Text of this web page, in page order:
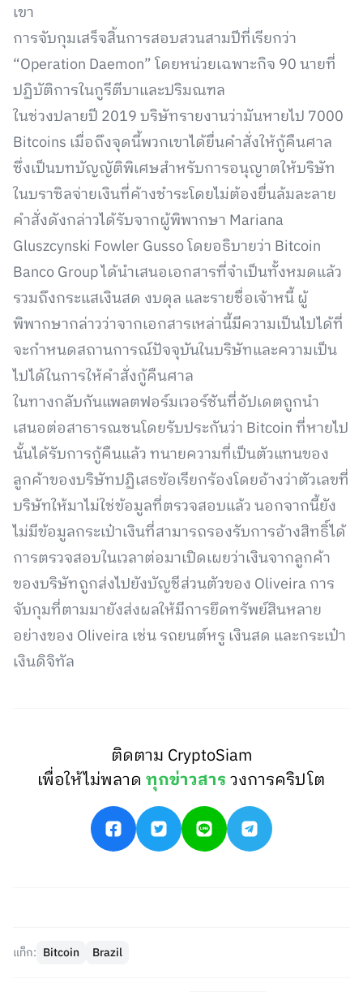
เขา
การจับกุมเสร็จสิ้นการสอบสวนสามปีที่เรียกว่า
“Operation Daemon” โดยหน่วยเฉพาะกิจ 90 นายที่
ปฏิบัติการในกูรีตีบาและปริมณฑล
ในช่วงปลายปี 2019 บริษัทรายงานว่ามันหายไป 7000
Bitcoins เมื่อถึงจุดนี้พวกเขาได้ยื่นคำสั่งให้กู้คืนศาล
ซึ่งเป็นบทบัญญัติพิเศษสำหรับการอนุญาตให้บริษัท
ในบราซิลจ่ายเงินที่ค้างชำระโดยไม่ต้องยื่นล้มละลาย
คำสั่งดังกล่าวได้รับจากผู้พิพากษา Mariana
Gluszcynski Fowler Gusso โดยอธิบายว่า Bitcoin
Banco Group ได้นำเสนอเอกสารที่จำเป็นทั้งหมดแล้ว
รวมถึงกระแสเงินสด งบดุล และรายชื่อเจ้าหนี้ ผู้
พิพากษากล่าวว่าจากเอกสารเหล่านี้มีความเป็นไปได้ที่
จะกำหนดสถานการณ์ปัจจุบันในบริษัทและความเป็น
ไปได้ในการให้คำสั่งกู้คืนศาล
ในทางกลับกันแพลตฟอร์มเวอร์ชันที่อัปเดตถูกนำ
เสนอต่อสาธารณชนโดยรับประกันว่า Bitcoin ที่หายไป
นั้นได้รับการกู้คืนแล้ว ทนายความที่เป็นตัวแทนของ
ลูกค้าของบริษัทปฏิเสธข้อเรียกร้องโดยอ้างว่าตัวเลขที่
บริษัทให้มาไม่ใช่ข้อมูลที่ตรวจสอบแล้ว นอกจากนี้ยัง
ไม่มีข้อมูลกระเป๋าเงินที่สามารถรองรับการอ้างสิทธิ์ได้
การตรวจสอบในเวลาต่อมาเปิดเผยว่าเงินจากลูกค้า
ของบริษัทถูกส่งไปยังบัญชีส่วนตัวของ Oliveira การ
จับกุมที่ตามมายังส่งผลให้มีการยึดทรัพย์สินหลาย
อย่างของ Oliveira เช่น รถยนต์หรู เงินสด และกระเป๋า
เงินดิจิทัล
ติดตาม CryptoSiam
เพื่อให้ไม่พลาดทุกข่าวสารวงการคริปโต
แท็ก: Bitcoin Brazil